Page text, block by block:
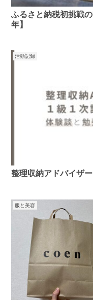
ふるさと納税初挑戦
年】
活動記録
整理収納アドバイザ
服と美容